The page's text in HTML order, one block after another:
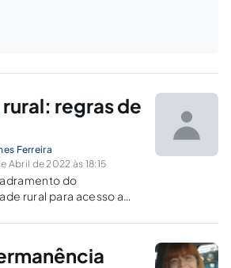
regras de
Ferreira
Abril de 2022 às 18:15
do
rural para acesso a
por via